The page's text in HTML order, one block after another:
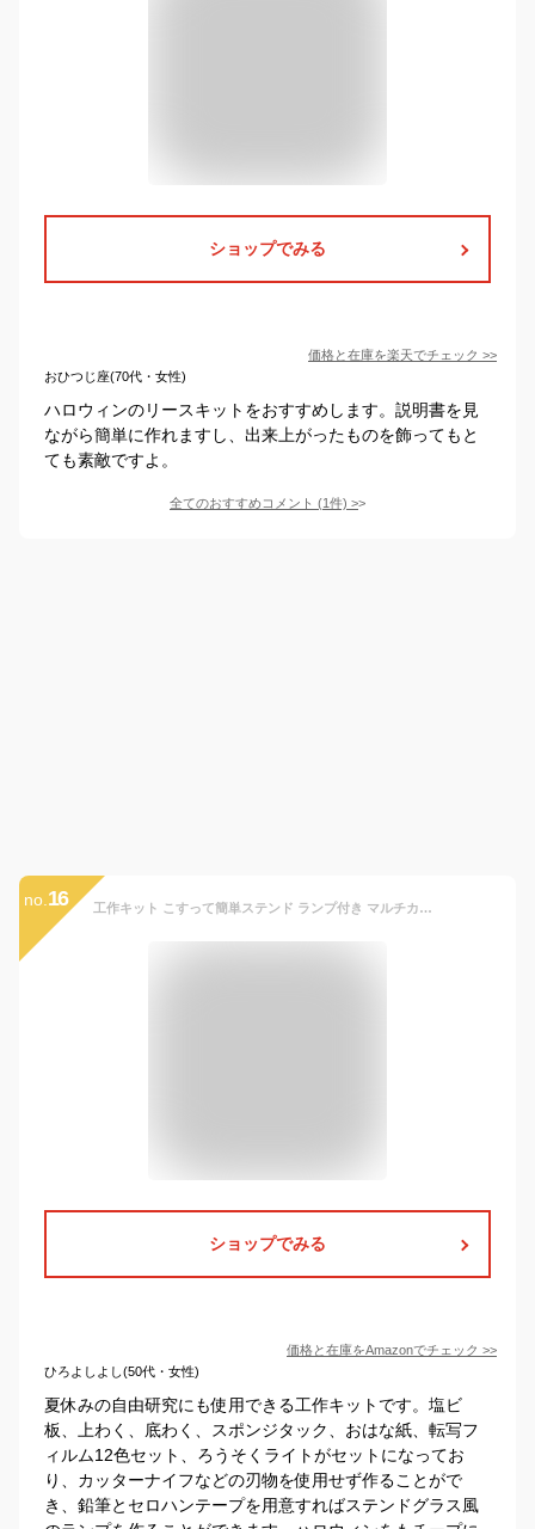
ショップでみる
価格と在庫を楽天でチェック >>
おひつじ座(70代・女性)
ハロウィンのリースキットをおすすめします。説明書を見
ながら簡単に作れますし、出来上がったものを飾ってもと
ても素敵ですよ。
全てのおすすめコメント (1件) >
no. 16 工作キット こすって簡単ステンド ランプ付き マルチカップセット ステンドグラス かんたん カンタン 工作 カップ カラーセロハン 子供 セロファン (ハロウィン)
ショップでみる
価格と在庫をAmazonでチェック >>
ひろよしよし(50代・女性)
夏休みの自由研究にも使用できる工作キットです。塩ビ
板、上わく、底わく、スポンジタック、おはな紙、転写フ
ィルム12色セット、ろうそくライトがセットになってお
り、カッターナイフなどの刃物を使用せず作ることがで
き、鉛筆とセロハンテープを用意すればステンドグラス風